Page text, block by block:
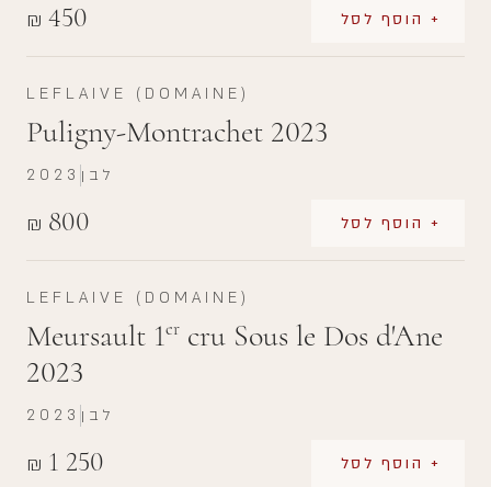
₪ 450 + הוסף לסל
LEFLAIVE (DOMAINE)
Puligny-Montrachet 2023
₪ 800 + הוסף לסל
2023 לבן
LEFLAIVE (DOMAINE)
Meursault 1er cru Sous le Dos d'Ane
2023
₪ 1 250 + הוסף לסל
2023 לבן